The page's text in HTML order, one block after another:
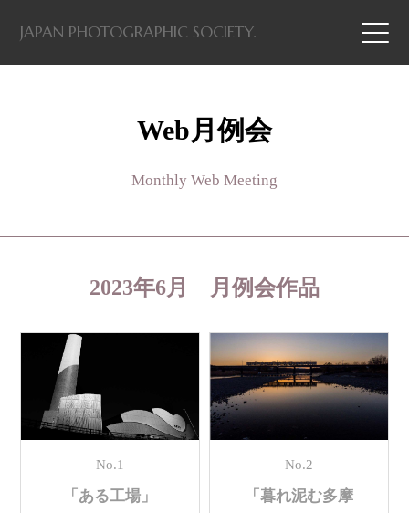
JAPAN PHOTOGRAPHIC SOCIETY.
Web月例会
Monthly Web Meeting
2023年6月 月例会作品
No.1
「ある工場」
No.2
「暮れ泥む多摩